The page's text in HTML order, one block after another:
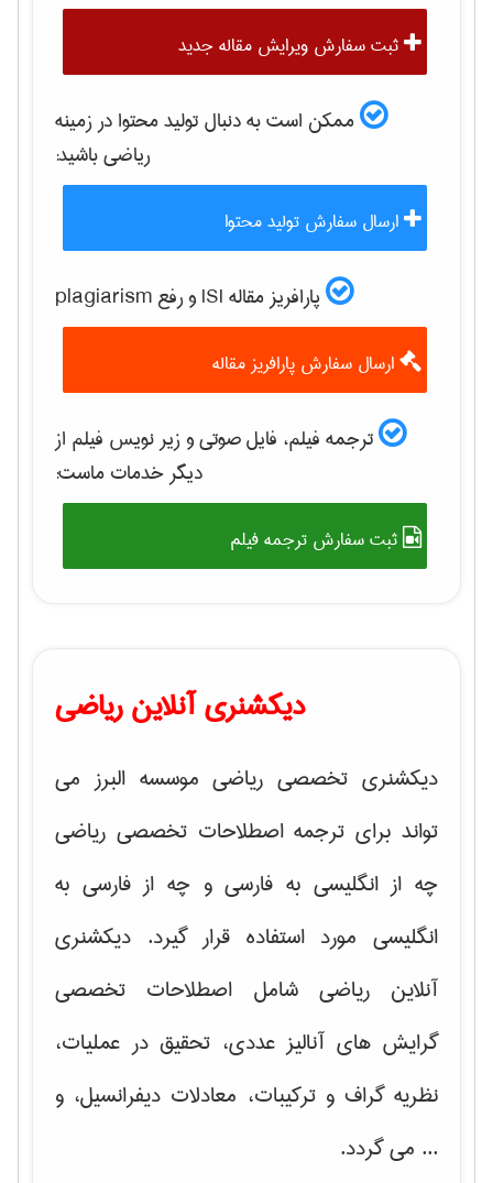
ثبت سفارش ویرایش مقاله جدید
ممکن است به دنبال تولید محتوا در زمینه
رياضیباشید:
ارسال سفارش تولید محتوا
پارافریز مقاله ISI و رفع plagiarism
ارسال سفارش پارافریز مقاله
ترجمه فیلم، فایل صوتی و زیر نویس فیلم از
دیگر خدمات ماست:
ثبت سفارش ترجمه فیلم
دیکشنری آنلاین ریاضی
دیکشنری تخصصی ریاضی موسسه البرز می
تواند برای ترجمه اصطلاحات تخصصی ریاضی
چه از انگلیسی به فارسی و چه از فارسی به
انگلیسی مورد استفاده قرار گیرد. دیکشنری
آنلاین ریاضی شامل اصطلاحات تخصصی
گرایش های آنالیز عددی، تحقیق در عملیات،
نظریه گراف و تركیبات، معادلات دیفرانسیل، و
... می گردد.